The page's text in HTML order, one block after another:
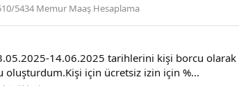
5434 Memur Maaş Hesaplama
14.06.2025 tarihlerini kişi borcu olarak
oluşturdum.Kişi için ücretsiz izin için %...